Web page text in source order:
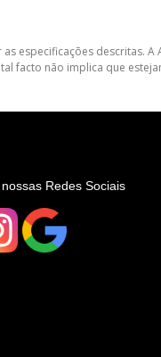
especificações descritas.
facto não implica que
Redes Sociais